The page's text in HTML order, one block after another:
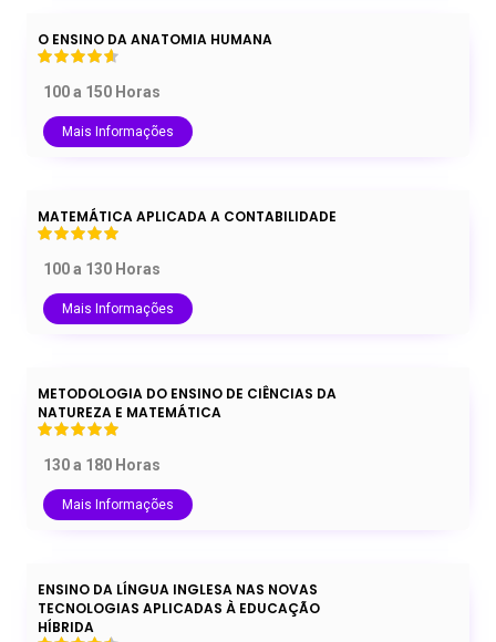
O ENSINO DA ANATOMIA HUMANA
100 a 150 Horas
Mais Informações
MATEMÁTICA APLICADA A CONTABILIDADE
100 a 130 Horas
Mais Informações
METODOLOGIA DO ENSINO DE CIÊNCIAS DA
NATUREZA E MATEMÁTICA
130 a 180 Horas
Mais Informações
ENSINO DA LÍNGUA INGLESA NAS NOVAS
TECNOLOGIAS APLICADAS À EDUCAÇÃO
HÍBRIDA